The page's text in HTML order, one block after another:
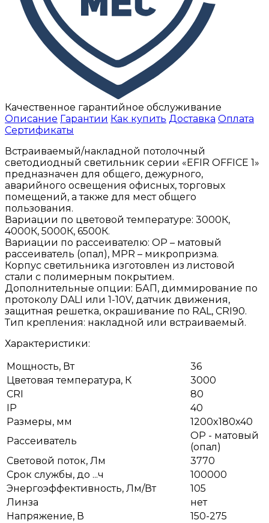
Качественное гарантийное обслуживание
Описание Гарантии Как купить Доставка Оплата
Сертификаты
Встраиваемый/накладной потолочный
светодиодный светильник серии «EFIR OFFICE 1»
предназначен для общего, дежурного,
аварийного освещения офисных, торговых
помещений, а также для мест общего
пользования.
Вариации по цветовой температуре: 3000К,
4000К, 5000К, 6500К.
Вариации по рассеивателю: OP – матовый
рассеиватель (опал), МPR – микропризма.
Корпус светильника изготовлен из листовой
стали с полимерным покрытием.
Дополнительные опции: БАП, диммирование по
протоколу DALI или 1-10V, датчик движения,
защитная решетка, окрашивание по RAL, CRI90.
Тип крепления: накладной или встраиваемый.
Характеристики:
Мощность, Вт
36
Цветовая температура, К
3000
CRI
80
IP
40
Размеры, мм
1200x180x40
Рассеиватель
OP - матовый
(опал)
Световой поток, Лм
3770
Срок службы, до ...ч
100000
Энергоэффективность, Лм/Вт
105
Линза
нет
Напряжение, В
150-275